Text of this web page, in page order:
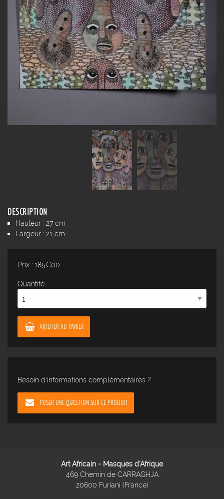
DESCRIPTION
Hauteur : 27 cm
Largeur : 21 cm
Prix : 185€00
Quantité
AJOUTER AU PANIER
Besoin d'informations complémentaires ?
POSER UNE QUESTION SUR CE PRODUIT
Art Africain - Masques d'Afrique
469 Chemin de CARRAGHJA
20600 Furiani (France)